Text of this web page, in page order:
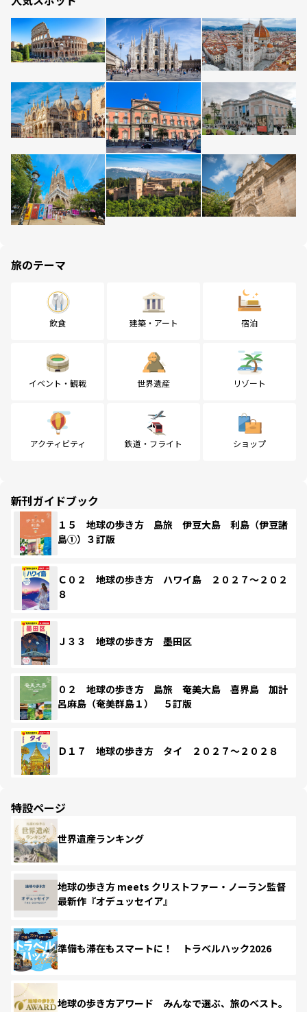
旅のテーマ
飲食 建築・アート 宿泊
イベント・観戦 世界遺産 リゾート
アクティビティ 鉄道・フライト ショップ
新刊ガイドブック
１５ 地球の歩き方 島旅 伊豆大島 利島（伊豆諸
島①）３訂版
Ｃ０２ 地球の歩き方 ハワイ島 ２０２７～２０２
８
Ｊ３３ 地球の歩き方 墨田区
０２ 地球の歩き方 島旅 奄美大島 喜界島 加計
呂麻島（奄美群島１） ５訂版
Ｄ１７ 地球の歩き方 タイ ２０２７～２０２８
特設ページ
世界遺産ランキング
地球の歩き方 meets クリストファー・ノーラン監督
最新作『オデュッセイア』
準備も滞在もスマートに！ トラベルハック2026
地球の歩き方アワード みんなで選ぶ、旅のベスト。